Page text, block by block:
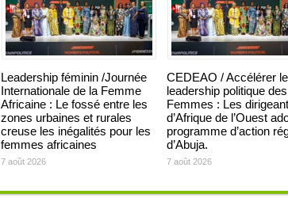
Leadership féminin /Journée
Internationale de la Femme
Africaine : Le fossé entre les
zones urbaines et rurales
creuse les inégalités pour les
femmes africaines
7 août 2026
CEDEAO / Accélérer le
leadership politique des
Femmes : Les
d’Afrique de l’Ouest
programme d’action
d’Abuja.
7 août 2026